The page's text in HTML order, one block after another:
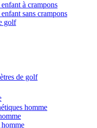
à crampons
sans crampons
golf
de golf
homme